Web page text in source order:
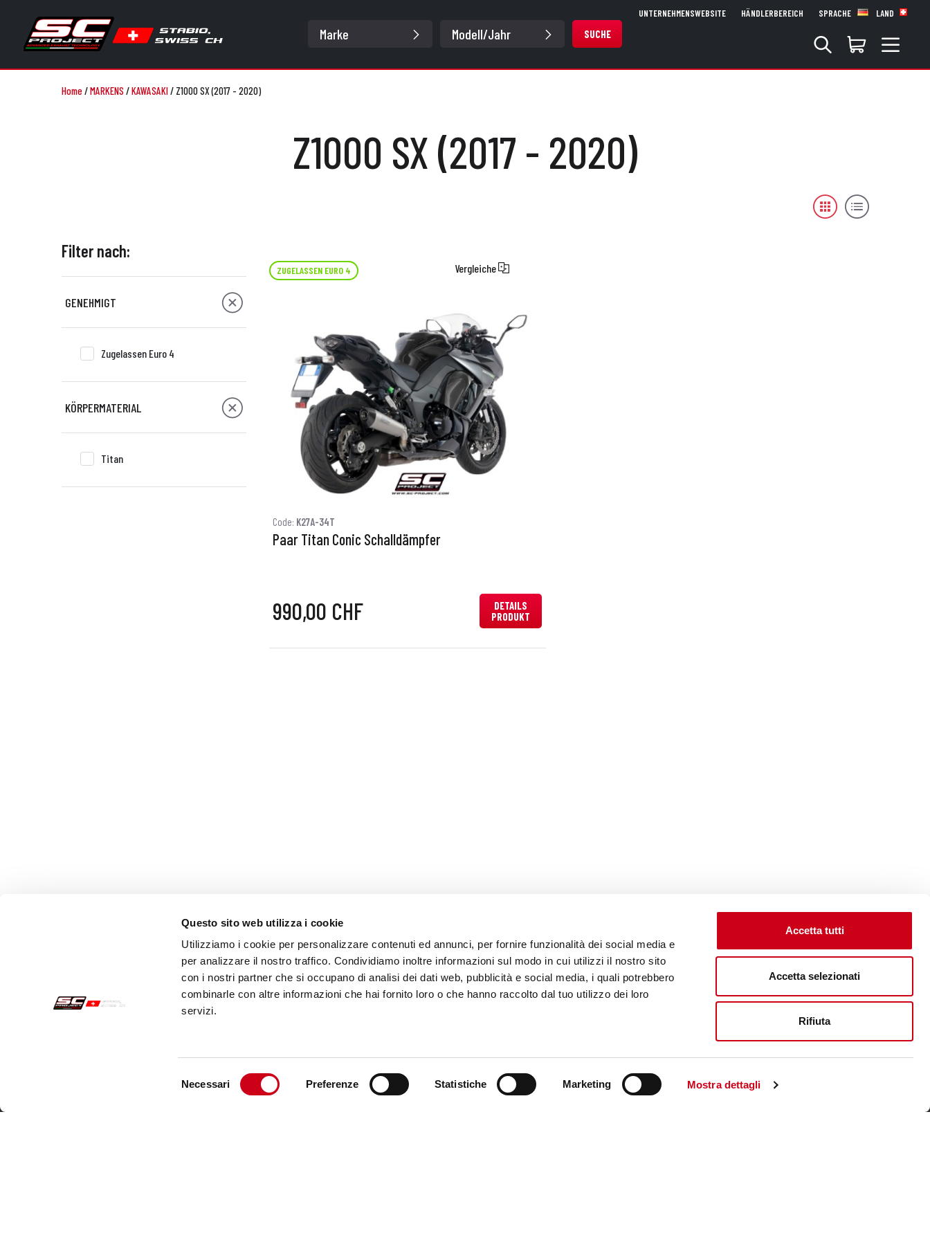
Questo sito web utilizza i cookie
Utilizziamo i cookie per personalizzare contenuti ed annunci, per fornire funzionalità dei social media e
per analizzare il nostro traffico. Condividiamo inoltre informazioni sul modo in cui utilizzi il nostro sito
con i nostri partner che si occupano di analisi dei dati web, pubblicità e social media, i quali potrebbero
combinarle con altre informazioni che hai fornito loro o che hanno raccolto dal tuo utilizzo dei loro
servizi.
Necessari Preferenze Statistiche Marketing Mostra dettagli
Accetta tutti
Accetta selezionati
Rifiuta
SUCHE
UNTERNEHMENSWEBSITE HÄNDLERBEREICH SPRACHE LAND
Home/MARKENS /KAWASAKI/ Z1000 SX (2017 - 2020)
Z1000 SX (2017 - 2020)
Filter nach:
GENEHMIGT
Zugelassen Euro 4
KÖRPERMATERIAL
Titan
ZUGELASSEN EURO 4 Vergleiche
Code: K27A-34T
Paar Titan Conic Schalldämpfer
990,00 CHF
DETAILS
PRODUKT
Kundendienst Follow us